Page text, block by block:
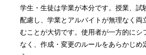
学生・生徒は学業が本分です。授業、試
配慮し、学業とアルバイトが無理なく両
むことが大切です。使用者が一方的にシ
なく、作成・変更のルールをあらかじめ